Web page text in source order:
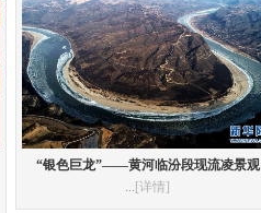
“银色巨龙”——黄河临汾段现流凌景观
[详情]